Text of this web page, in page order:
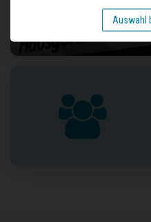
Auswahl